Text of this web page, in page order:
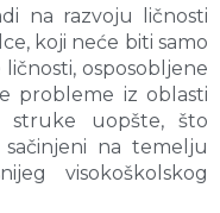
na razvoju ličnosti
koji neće biti samo
osposobljene
probleme iz oblasti
struke uopšte, što
na temelju
visokoškolskog